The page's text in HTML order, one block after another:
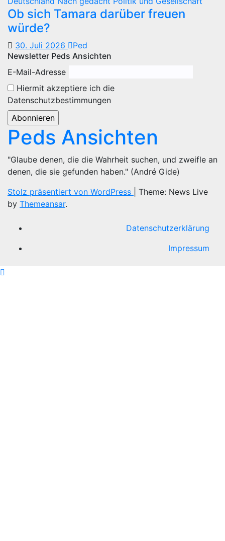
Ob sich Tamara darüber freuen
würde?
30. Juli 2026
Ped
Newsletter Peds Ansichten
E-Mail-Adresse
Hiermit akzeptiere ich die
Datenschutzbestimmungen
Peds Ansichten
"Glaube denen, die die Wahrheit suchen, und zweifle an
denen, die sie gefunden haben." (André Gide)
Stolz präsentiert von WordPress
Theme: News Live
by Themeansar.
Datenschutzerklärung
Impressum